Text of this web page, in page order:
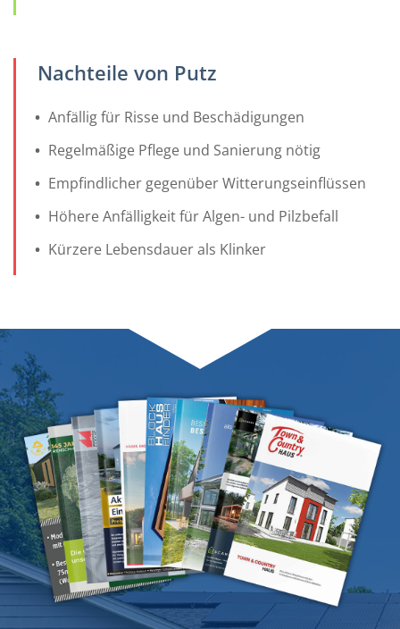
Nachteile von Putz
Anfällig für Risse und Beschädigungen
Regelmäßige Pflege und Sanierung nötig
Empfindlicher gegenüber Witterungseinflüssen
Höhere Anfälligkeit für Algen- und Pilzbefall
Kürzere Lebensdauer als Klinker